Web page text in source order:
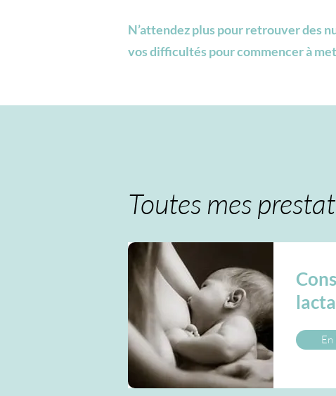
​N’attendez plus pour retrouver des
vos difficultés pour commencer à
Toutes mes